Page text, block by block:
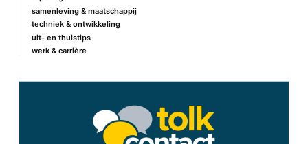
E-mail*
samenleving & maatschappij
techniek & ontwikkeling
uit- en thuistips
werk & carrière